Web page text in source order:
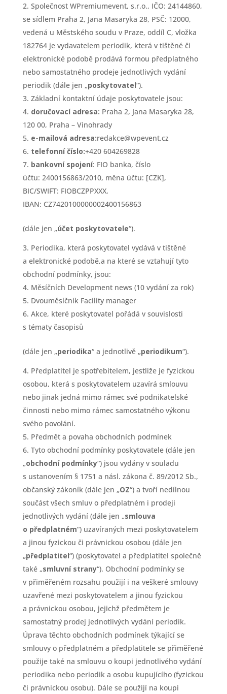
Společnost WPremiumevent, s.r.o., IČO: 24144860,
se sídlem Praha 2, Jana Masaryka 28, PSČ: 12000,
vedená u Městského soudu v Praze, oddíl C, vložka
182764 je vydavatelem periodik, která v tištěné či
elektronické podobě prodává formou předplatného
nebo samostatného prodeje jednotlivých vydání
periodik (dále jen „poskytovatel“).
Základní kontaktní údaje poskytovatele jsou:
doručovací adresa: Praha 2, Jana Masaryka 28,
120 00, Praha – Vinohrady
e-mailová adresa:redakce@wpevent.cz
telefonní číslo:+420 604269828
bankovní spojení: FIO banka, číslo
účtu: 2400156863/2010, měna účtu: [CZK],
BIC/SWIFT: FIOBCZPPXXX,
IBAN: CZ7420100000002400156863
(dále jen „účet poskytovatele“).
Periodika, která poskytovatel vydává v tištěné
a elektronické podobě,a na které se vztahují tyto
obchodní podmínky, jsou:
Měsíčních Development news (10 vydání za rok)
Dvouměsíčník Facility manager
Akce, které poskytovatel pořádá v souvislosti
s tématy časopisů
(dále jen „periodika“ a jednotlivě „periodikum“).
Předplatitel je spotřebitelem, jestliže je fyzickou
osobou, která s poskytovatelem uzavírá smlouvu
nebo jinak jedná mimo rámec své podnikatelské
činnosti nebo mimo rámec samostatného výkonu
svého povolání.
Předmět a povaha obchodních podmínek
Tyto obchodní podmínky poskytovatele (dále jen
„obchodní podmínky“) jsou vydány v souladu
s ustanovením § 1751 a násl. zákona č. 89/2012 Sb.,
občanský zákoník (dále jen „OZ“) a tvoří nedílnou
součást všech smluv o předplatném i prodeji
jednotlivých vydání (dále jen „smlouva
o předplatném“) uzavíraných mezi poskytovatelem
a jinou fyzickou či právnickou osobou (dále jen
„předplatitel“) (poskytovatel a předplatitel společně
také „smluvní strany“). Obchodní podmínky se
v přiměřeném rozsahu použijí i na veškeré smlouvy
uzavřené mezi poskytovatelem a jinou fyzickou
a právnickou osobou, jejichž předmětem je
samostatný prodej jednotlivých vydání periodik.
Úprava těchto obchodních podmínek týkající se
smlouvy o předplatném a předplatitele se přiměřené
použije také na smlouvu o koupi jednotlivého vydání
periodika nebo periodik a osobu kupujícího (fyzickou
či právnickou osobu). Dále se použijí na koupi